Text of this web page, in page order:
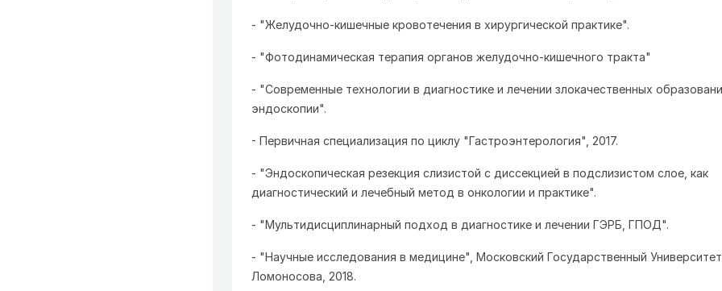
- "Желудочно-кишечные кровотечения в хирургической практике".
- "Фотодинамическая терапия органов желудочно-кишечного тракта"
- "Современные технологии в диагностике и лечении злокачественных
эндоскопии".
- Первичная специализация по циклу "Гастроэнтерология", 2017.
- "Эндоскопическая резекция слизистой с диссекцией в подслизистом слое, как
диагностический и лечебный метод в онкологии и практике".
- "Мультидисциплинарный подход в диагностике и лечении ГЭРБ, ГПОД".
- "Научные исследования в медицине", Московский Государственный
Ломоносова, 2018.